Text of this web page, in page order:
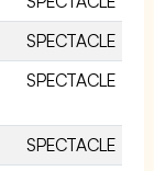
SPECTACLE
SPECTACLE
SPECTACLE